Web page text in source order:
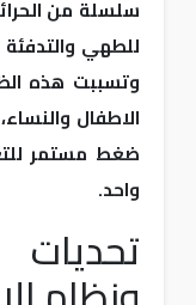
سلسلة من
للطهي
وتسببت هذه
الاطفال
ضغط مستمر
واحد.